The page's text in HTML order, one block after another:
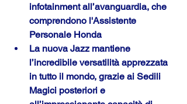
infotainment all’avanguardia, che
comprendono l'Assistente
Personale Honda
La nuova Jazz mantiene
l’incredibile versatilità apprezzata
in tutto il mondo, grazie ai Sedili
Magici posteriori e